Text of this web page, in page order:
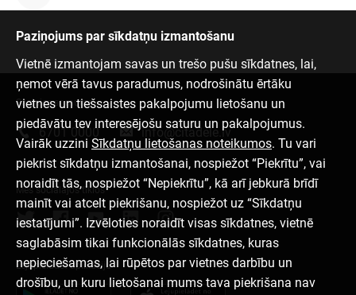
Paziņojums par sīkdatņu izmantošanu
Vietnē izmantojam savas un trešo pušu sīkdatnes, lai,
ņemot vērā tavus paradumus, nodrošinātu ērtāku
vietnes un tiešsaistes pakalpojumu lietošanu un
piedāvātu tev interesējošu saturu un pakalpojumus.
Vairāk uzzini Sīkdatņu lietošanas noteikumos. Tu vari
piekrist sīkdatņu izmantošanai, nospiežot “Piekrītu”, vai
noraidīt tās, nospiežot “Nepiekrītu”, kā arī jebkurā brīdī
mainīt vai atcelt piekrišanu, nospiežot uz “Sīkdatņu
iestatījumi”. Izvēloties noraidīt visas sīkdatnes, vietnē
saglabāsim tikai funkcionālās sīkdatnes, kuras
nepieciešamas, lai rūpētos par vietnes darbību un
drošību, un kuru lietošanai mums tava piekrišana nav
Sazinies ar mums
6701 0000 info@citadele.lv
Mēs sociālajos tīklos
Lejupielādēt aplikāciju